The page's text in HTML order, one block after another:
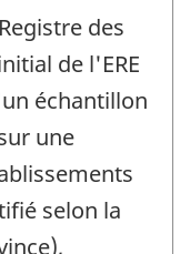
des
de l'ERE
échantillon
une
selon la